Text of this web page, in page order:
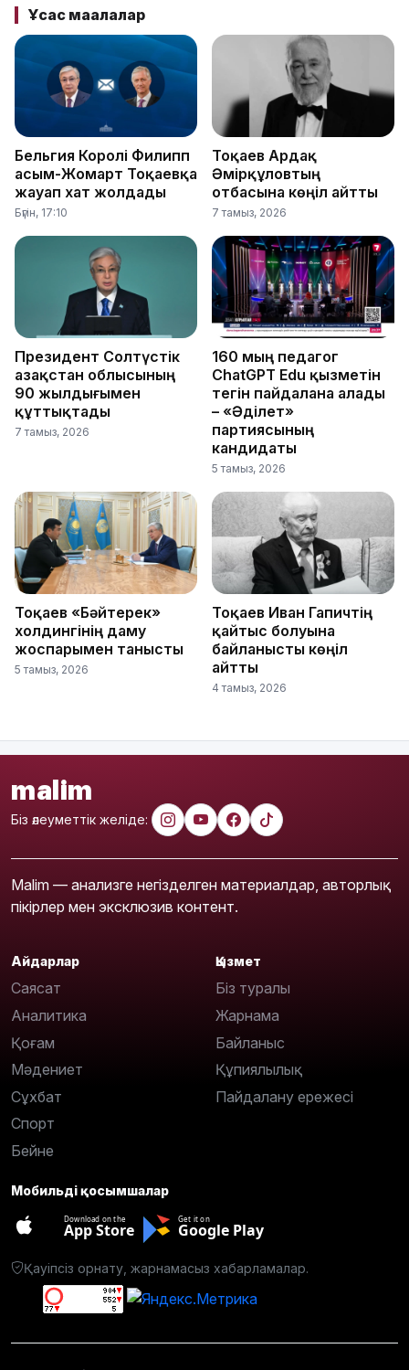
Ұқсас мақалалар
Бельгия Королі Филипп
Қасым-Жомарт Тоқаевқа
жауап хат жолдады
Бүгін, 17:10
Тоқаев Ардақ
Әмірқұловтың
отбасына көңіл айтты
7 тамыз, 2026
Президент Солтүстік
Қазақстан облысының
90 жылдығымен
құттықтады
7 тамыз, 2026
160 мың педагог
ChatGPT Edu қызметін
тегін пайдалана алады
– «Әділет»
партиясының
кандидаты
5 тамыз, 2026
Тоқаев «Бәйтерек»
холдингінің даму
жоспарымен танысты
5 тамыз, 2026
Тоқаев Иван Гапичтің
қайтыс болуына
байланысты көңіл
айтты
4 тамыз, 2026
malim
Біз әлеуметтік желіде:
Malim — анализге негізделген материалдар, авторлық
пікірлер мен эксклюзив контент.
Айдарлар
Саясат
Аналитика
Қоғам
Мәдениет
Сұхбат
Спорт
Бейне
Қызмет
Біз туралы
Жарнама
Байланыс
Құпиялылық
Пайдалану ережесі
Мобильді қосымшалар
Download on the
App Store
Get it on
Google Play
Қауіпсіз орнату, жарнамасыз хабарламалар.